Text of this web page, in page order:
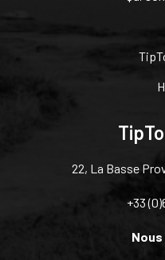
22, La Basse
+33